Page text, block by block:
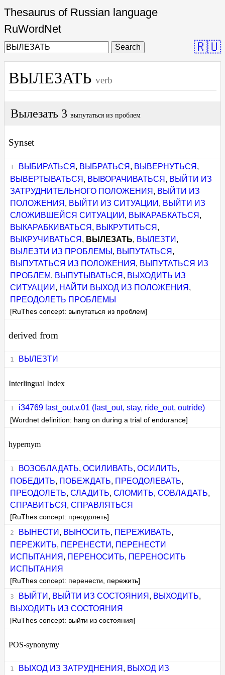
Thesaurus of Russian language
RuWordNet
Search 🇷🇺
ВЫЛЕЗАТЬ verb
Вылезать 3 выпутаться из проблем
Synset
ВЫБИРАТЬСЯ , ВЫБРАТЬСЯ , ВЫВЕРНУТЬСЯ ,
ВЫВЕРТЫВАТЬСЯ , ВЫВОРАЧИВАТЬСЯ , ВЫЙТИ ИЗ
ЗАТРУДНИТЕЛЬНОГО ПОЛОЖЕНИЯ , ВЫЙТИ ИЗ
ПОЛОЖЕНИЯ , ВЫЙТИ ИЗ СИТУАЦИИ , ВЫЙТИ ИЗ
СЛОЖИВШЕЙСЯ СИТУАЦИИ , ВЫКАРАБКАТЬСЯ ,
ВЫКАРАБКИВАТЬСЯ , ВЫКРУТИТЬСЯ ,
ВЫКРУЧИВАТЬСЯ , ВЫЛЕЗАТЬ, ВЫЛЕЗТИ ,
ВЫЛЕЗТИ ИЗ ПРОБЛЕМЫ , ВЫПУТАТЬСЯ ,
ВЫПУТАТЬСЯ ИЗ ПОЛОЖЕНИЯ , ВЫПУТАТЬСЯ ИЗ
ПРОБЛЕМ, ВЫПУТЫВАТЬСЯ , ВЫХОДИТЬ ИЗ
СИТУАЦИИ , НАЙТИ ВЫХОД ИЗ ПОЛОЖЕНИЯ ,
ПРЕОДОЛЕТЬ ПРОБЛЕМЫ
[RuThes concept: выпутаться из проблем]
derived from
ВЫЛЕЗТИ
Interlingual Index
i34769 last_out.v.01 (last_out, stay, ride_out, outride)
[Wordnet definition: hang on during a trial of endurance]
hypernym
ВОЗОБЛАДАТЬ, ОСИЛИВАТЬ, ОСИЛИТЬ,
ПОБЕДИТЬ, ПОБЕЖДАТЬ, ПРЕОДОЛЕВАТЬ,
ПРЕОДОЛЕТЬ,СЛАДИТЬ,СЛОМИТЬ,СОВЛАДАТЬ,
СПРАВИТЬСЯ ,СПРАВЛЯТЬСЯ
[RuThes concept: преодолеть]
ВЫНЕСТИ , ВЫНОСИТЬ, ПЕРЕЖИВАТЬ,
ПЕРЕЖИТЬ, ПЕРЕНЕСТИ , ПЕРЕНЕСТИ
ИСПЫТАНИЯ , ПЕРЕНОСИТЬ, ПЕРЕНОСИТЬ
ИСПЫТАНИЯ
[RuThes concept: перенести, пережить]
ВЫЙТИ , ВЫЙТИ ИЗ СОСТОЯНИЯ , ВЫХОДИТЬ,
ВЫХОДИТЬ ИЗ СОСТОЯНИЯ
[RuThes concept: выйти из состояния]
POS-synonymy
ВЫХОД ИЗ ЗАТРУДНЕНИЯ , ВЫХОД ИЗ